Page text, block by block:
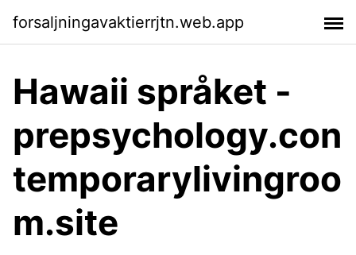
forsaljningavaktierrjtn.web.app
Hawaii språket -
prepsychology.con
temporarylivingroo
m.site